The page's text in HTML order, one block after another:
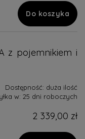
Do koszyka
z pojemnikiem i
Dostępność: duża ilość
w: 25 dni roboczych
2 339,00 zł